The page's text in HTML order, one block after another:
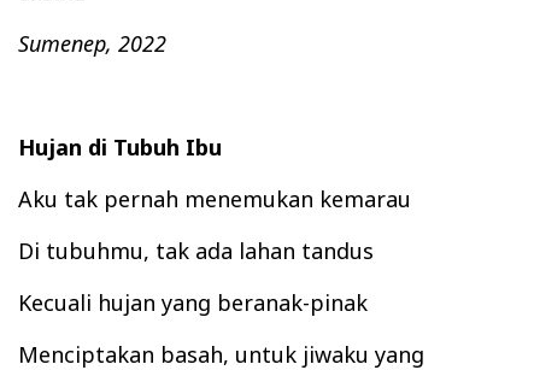
Sumenep, 2022
Hujan di Tubuh Ibu
Aku tak pernah menemukan kemarau
Di tubuhmu, tak ada lahan tandus
Kecuali hujan yang beranak-pinak
Menciptakan basah, untuk jiwaku yang